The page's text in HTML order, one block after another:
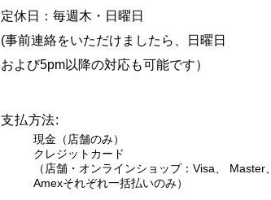
定休日：毎週木・日曜日​
(事前連絡をいただけましたら、日曜日
および5pm以降の対応も可能です）
支払方法:
現金（店舗のみ）
クレジットカード
（店舗・オンラインショップ：Visa、 Master、
Amexそれぞれ一括払いのみ）